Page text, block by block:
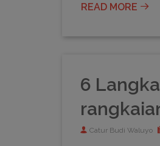
READ MORE
6
Catur Budi Waluyo